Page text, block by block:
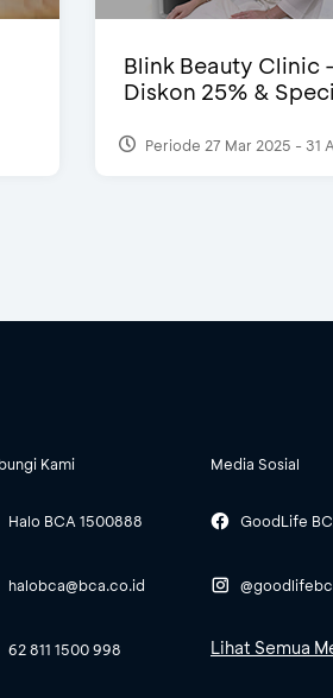
Blink Beauty Clinic -
Diskon 25% &
Periode 27 Mar 2025 - 31
Kami
Halo BCA 1500888
halobca@bca.co.id
62 811 1500 998
Media Sosial
GoodLife
Lihat Semua